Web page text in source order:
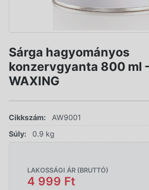
Sárga hagyományos
konzervgyanta 800 ml
WAXING
Cikkszám:
AW9001
Súly:
0.9 kg
LAKOSSÁGI ÁR (BRUTTÓ)
4 999 Ft